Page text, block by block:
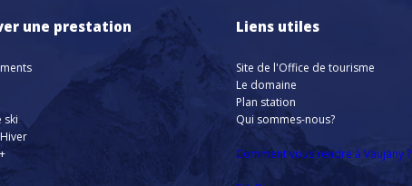
une prestation
ski
Liens utiles
Site de l'Office de tourisme
Le domaine
Plan station
Qui sommes-nous?
Comment vous rendre à Vaujany ?